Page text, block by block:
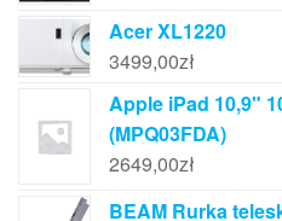
Acer XL1220
3499,00zł
Apple iPad 10,9"
(MPQ03FDA)
2649,00zł
BEAM Rurka